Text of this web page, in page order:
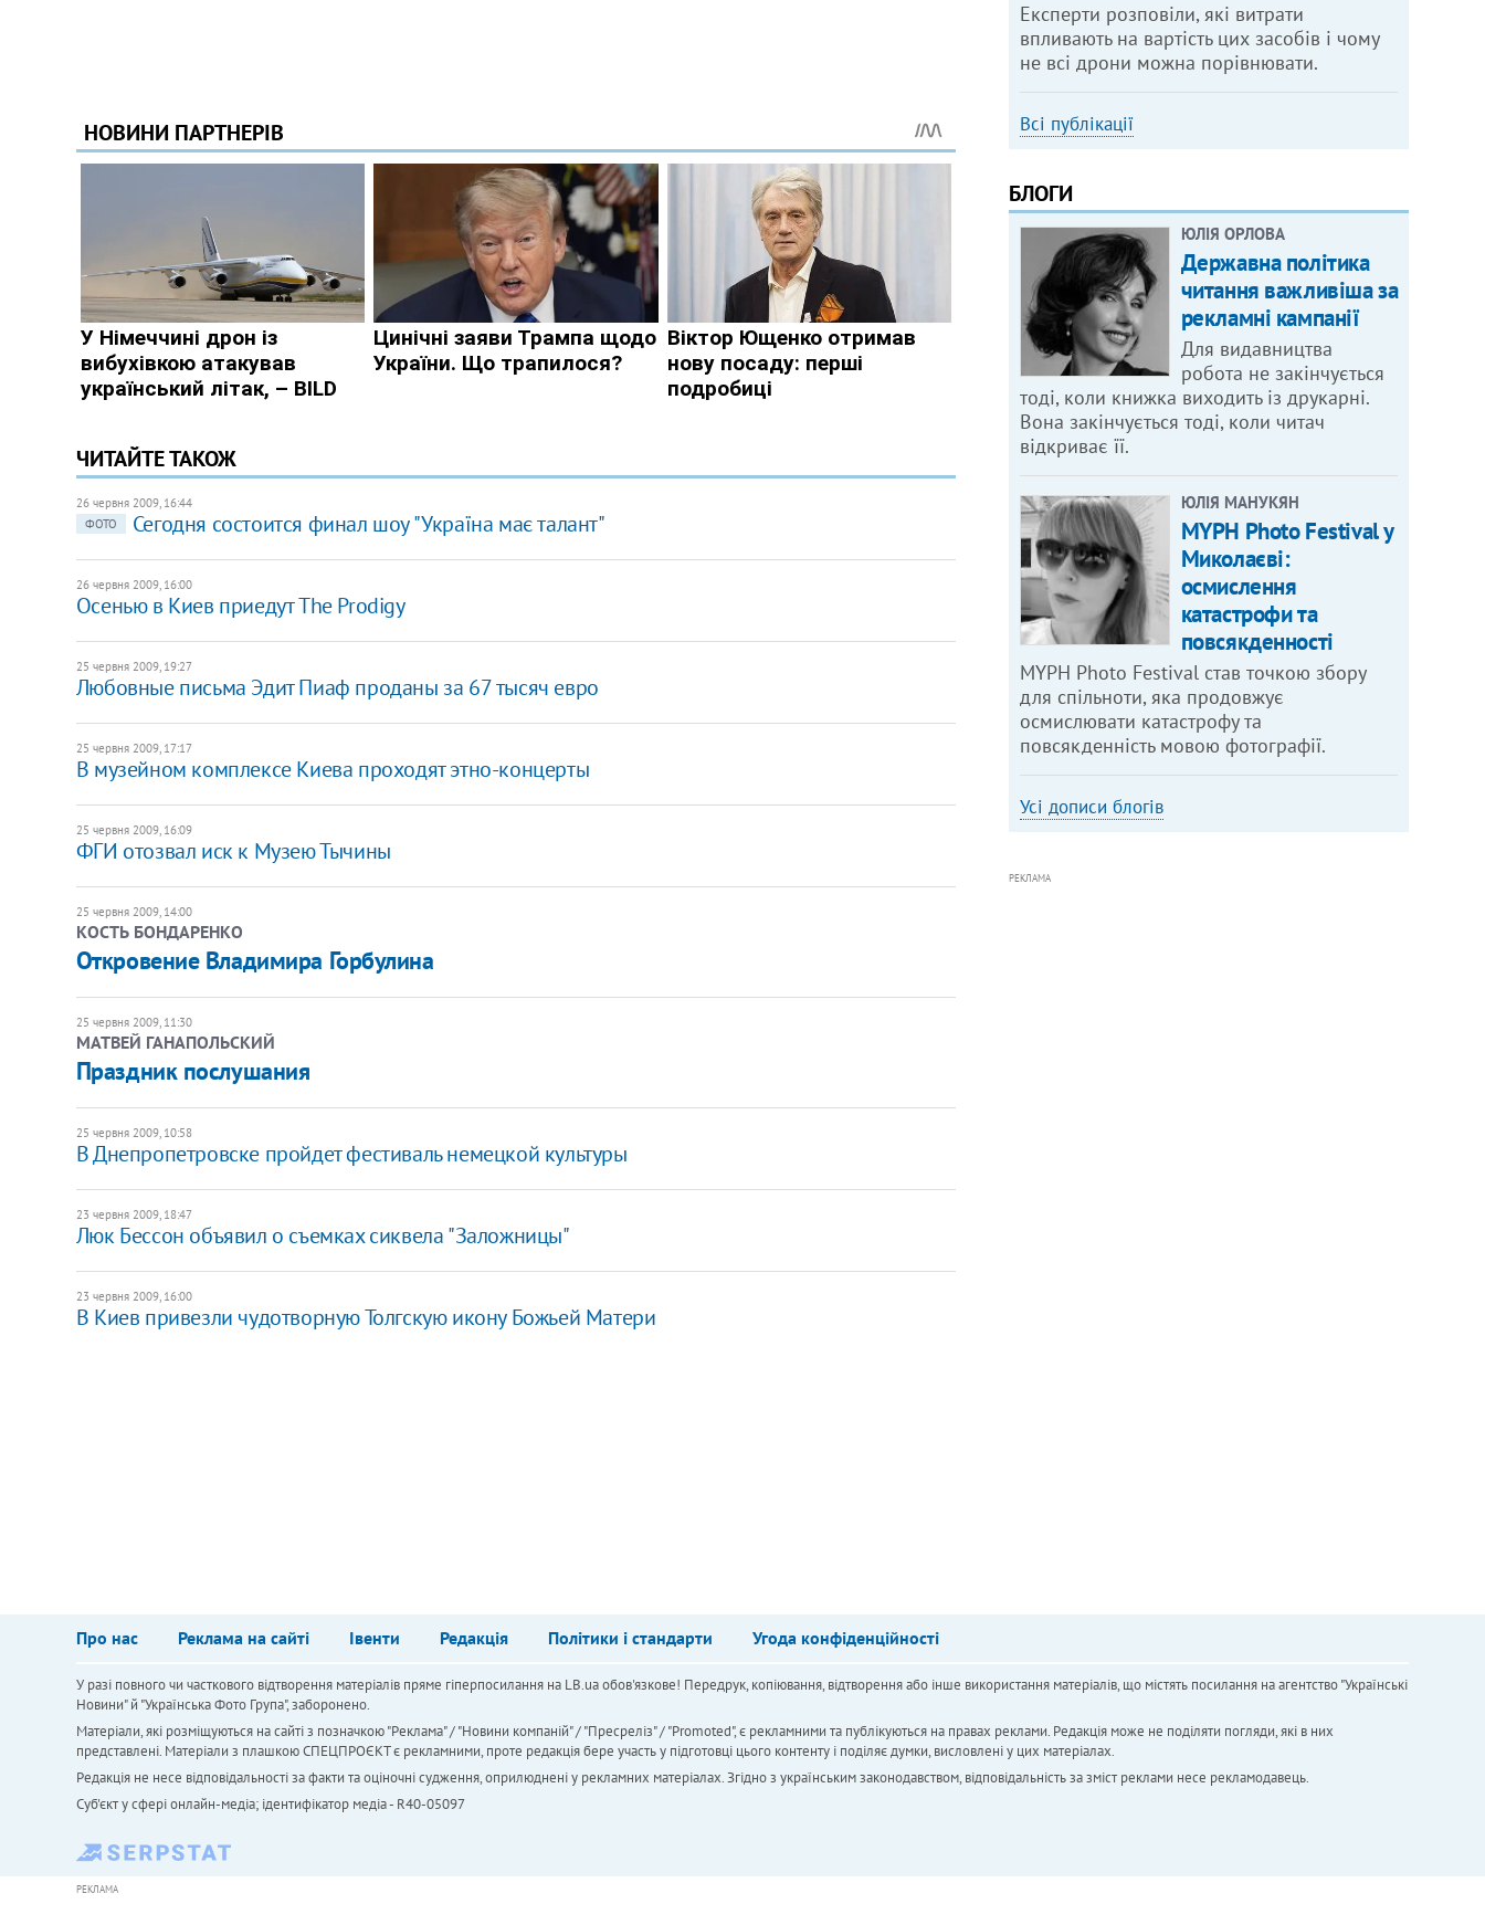
ЧИТАЙТЕ ТАКОЖ
26 червня 2009, 16:44
ФОТО
Сегодня состоится финал шоу "Україна має талант"
26 червня 2009, 16:00
Осенью в Киев приедут The Prodigy
25 червня 2009, 19:27
Любовные письма Эдит Пиаф проданы за 67 тысяч евро
25 червня 2009, 17:17
В музейном комплексе Киева проходят этно-концерты
25 червня 2009, 16:09
ФГИ отозвал иск к Музею Тычины
25 червня 2009, 14:00
КОСТЬ БОНДАРЕНКО
Откровение Владимира Горбулина
25 червня 2009, 11:30
МАТВЕЙ ГАНАПОЛЬСКИЙ
Праздник послушания
25 червня 2009, 10:58
В Днепропетровске пройдет фестиваль немецкой культуры
23 червня 2009, 18:47
Люк Бессон объявил о съемках сиквела "Заложницы"
23 червня 2009, 16:00
В Киев привезли чудотворную Толгскую икону Божьей Матери
Експерти розповіли, які витрати
впливають на вартість цих засобів і чому
не всі дрони можна порівнювати.
Всі публікації
БЛОГИ
ЮЛІЯ ОРЛОВА
Державна політика
читання важливіша за
рекламні кампанії
Для видавництва
робота не закінчується
тоді, коли книжка виходить із друкарні.
Вона закінчується тоді, коли читач
відкриває її.
ЮЛІЯ МАНУКЯН
MYPH Photo Festival у
Миколаєві:
осмислення
катастрофи та
повсякденності
MYPH Photo Festival став точкою збору
для спільноти, яка продовжує
осмислювати катастрофу та
повсякденність мовою фотографії.
Усі дописи блогів
РЕКЛАМА
Про нас Реклама на сайті Івенти Редакція Політики і стандарти Угода конфіденційності
У разі повного чи часткового відтворення матеріалів пряме гіперпосилання на LB.ua обов'язкове! Передрук, копіювання, відтворення або інше використання матеріалів, що містять посилання на агентство "Українськi
Новини" й "Українська Фото Група", заборонено.
Матеріали, які розміщуються на сайті з позначкою "Реклама" / "Новини компаній" / "Пресреліз" / "Promoted", є рекламними та публікуються на правах реклами. Редакція може не поділяти погляди, які в них
представлені. Матеріали з плашкою СПЕЦПРОЄКТ є рекламними, проте редакція бере участь у підготовці цього контенту і поділяє думки, висловлені у цих матеріалах.
Редакція не несе відповідальності за факти та оціночні судження, оприлюднені у рекламних матеріалах. Згідно з українським законодавством, відповідальність за зміст реклами несе рекламодавець.
Cуб'єкт у сфері онлайн-медіа; ідентифікатор медіа - R40-05097
РЕКЛАМА